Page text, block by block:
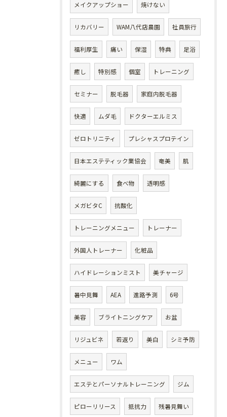
メイクアップショー 焼けない
リカバリー WAM八代店農園 社員旅行
福利厚生 痛い 保湿 特典 足浴
癒し 特別感 個室 トレーニング
セミナー 脱毛器 家庭内脱毛器
快適 ムダ毛 ドクターエルミス
ゼロトリニティ プレシャスプロテイン
日本エステティック業協会 奄美 肌
綺麗にする 食べ物 透明感
メガビタC 抗酸化
トレーニングメニュー トレーナー
外国人トレーナー 化粧品
ハイドレーションミスト 美チャージ
暑中見舞 AEA 進路予測 6号
美容 ブライトニングケア お盆
リジュビネ 若返り 美白 シミ予防
メニュー ワム
エステとパーソナルトレーニング ジム
ピローリリース 抵抗力 残暑見舞い